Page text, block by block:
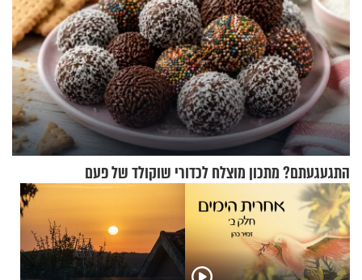
התגעגעתם? מתכון מוצלח לכדורי שוקולד של פעם